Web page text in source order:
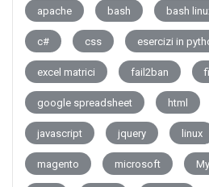
apache bash bash
c# css esercizi in
excel matrici fail2ban
google spreadsheet html
javascript jquery linux
magento microsoft